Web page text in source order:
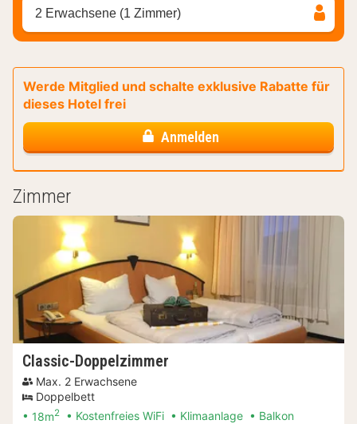
2 Erwachsene (1 Zimmer)
Werde Mitglied und schalte exklusive Rabatte für
dieses Hotel frei
Anmelden
Zimmer
Classic-Doppelzimmer
Max. 2 Erwachsene
Doppelbett
18m2 Kostenfreies WiFi Klimaanlage Balkon